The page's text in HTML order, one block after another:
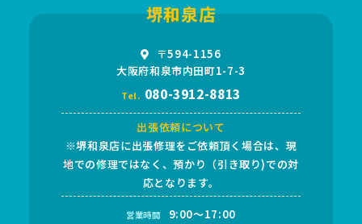
堺和泉店
〒594-1156
大阪府和泉市内田町1-7-3
Tel. 080-3912-8813
出張依頼について
※堺和泉店に出張修理をご依頼頂く場合は、現
地での修理ではなく、預かり（引き取り)での対
応となります。
営業時間 9:00～17:00